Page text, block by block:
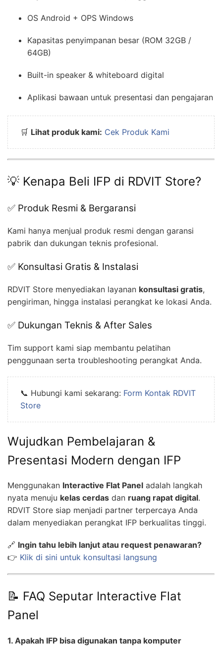
OS Android + OPS Windows
Kapasitas penyimpanan besar (ROM 32GB /
64GB)
Built-in speaker & whiteboard digital
Aplikasi bawaan untuk presentasi dan pengajaran
🛒 Lihat produk kami: Cek Produk Kami
💡 Kenapa Beli IFP di RDVIT Store?
✅ Produk Resmi & Bergaransi
Kami hanya menjual produk resmi dengan garansi
pabrik dan dukungan teknis profesional.
✅ Konsultasi Gratis & Instalasi
RDVIT Store menyediakan layanan konsultasi gratis,
pengiriman, hingga instalasi perangkat ke lokasi Anda.
✅ Dukungan Teknis & After Sales
Tim support kami siap membantu pelatihan
penggunaan serta troubleshooting perangkat Anda.
📞 Hubungi kami sekarang: Form Kontak RDVIT
Store
Wujudkan Pembelajaran &
Presentasi Modern dengan IFP
Menggunakan Interactive Flat Panel adalah langkah
nyata menuju kelas cerdas dan ruang rapat digital.
RDVIT Store siap menjadi partner terpercaya Anda
dalam menyediakan perangkat IFP berkualitas tinggi.
🔗 Ingin tahu lebih lanjut atau request penawaran?
👉 Klik di sini untuk konsultasi langsung
📝 FAQ Seputar Interactive Flat
Panel
1. Apakah IFP bisa digunakan tanpa komputer